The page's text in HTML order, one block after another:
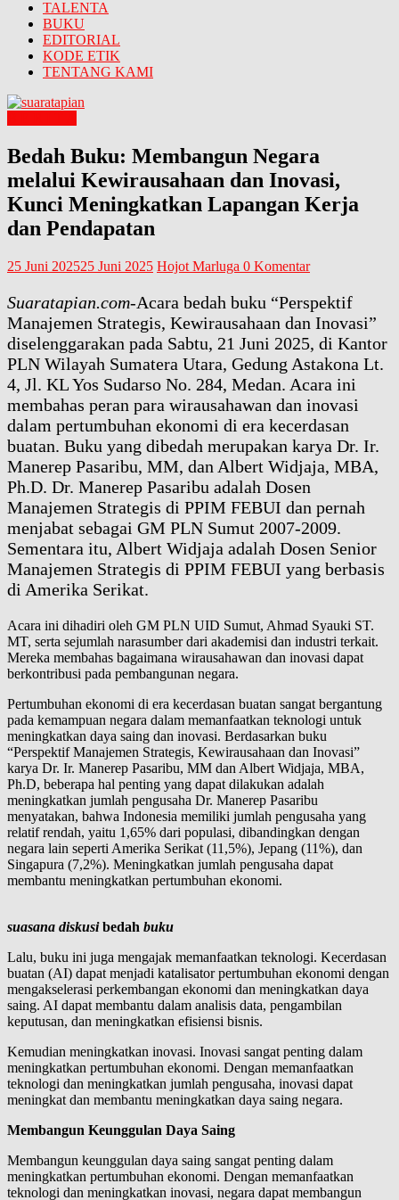
TALENTA
BUKU
EDITORIAL
KODE ETIK
TENTANG KAMI
Bedah Buku: Membangun Negara
melalui Kewirausahaan dan Inovasi,
Kunci Meningkatkan Lapangan Kerja
dan Pendapatan
25 Juni 202525 Juni 2025 Hojot Marluga 0 Komentar
Suaratapian.com-Acara bedah buku “Perspektif
Manajemen Strategis, Kewirausahaan dan Inovasi”
diselenggarakan pada Sabtu, 21 Juni 2025, di Kantor
PLN Wilayah Sumatera Utara, Gedung Astakona Lt.
4, Jl. KL Yos Sudarso No. 284, Medan. Acara ini
membahas peran para wirausahawan dan inovasi
dalam pertumbuhan ekonomi di era kecerdasan
buatan. Buku yang dibedah merupakan karya Dr. Ir.
Manerep Pasaribu, MM, dan Albert Widjaja, MBA,
Ph.D. Dr. Manerep Pasaribu adalah Dosen
Manajemen Strategis di PPIM FEBUI dan pernah
menjabat sebagai GM PLN Sumut 2007-2009.
Sementara itu, Albert Widjaja adalah Dosen Senior
Manajemen Strategis di PPIM FEBUI yang berbasis
di Amerika Serikat.
Acara ini dihadiri oleh GM PLN UID Sumut, Ahmad Syauki ST.
MT, serta sejumlah narasumber dari akademisi dan industri terkait.
Mereka membahas bagaimana wirausahawan dan inovasi dapat
berkontribusi pada pembangunan negara.
Pertumbuhan ekonomi di era kecerdasan buatan sangat bergantung
pada kemampuan negara dalam memanfaatkan teknologi untuk
meningkatkan daya saing dan inovasi. Berdasarkan buku
“Perspektif Manajemen Strategis, Kewirausahaan dan Inovasi”
karya Dr. Ir. Manerep Pasaribu, MM dan Albert Widjaja, MBA,
Ph.D, beberapa hal penting yang dapat dilakukan adalah
meningkatkan jumlah pengusaha Dr. Manerep Pasaribu
menyatakan, bahwa Indonesia memiliki jumlah pengusaha yang
relatif rendah, yaitu 1,65% dari populasi, dibandingkan dengan
negara lain seperti Amerika Serikat (11,5%), Jepang (11%), dan
Singapura (7,2%). Meningkatkan jumlah pengusaha dapat
membantu meningkatkan pertumbuhan ekonomi.
suasana diskusibedah buku
Lalu, buku ini juga mengajak memanfaatkan teknologi. Kecerdasan
buatan (AI) dapat menjadi katalisator pertumbuhan ekonomi dengan
mengakselerasi perkembangan ekonomi dan meningkatkan daya
saing. AI dapat membantu dalam analisis data, pengambilan
keputusan, dan meningkatkan efisiensi bisnis.
Kemudian meningkatkan inovasi. Inovasi sangat penting dalam
meningkatkan pertumbuhan ekonomi. Dengan memanfaatkan
teknologi dan meningkatkan jumlah pengusaha, inovasi dapat
meningkat dan membantu meningkatkan daya saing negara.
Membangun Keunggulan Daya Saing
Membangun keunggulan daya saing sangat penting dalam
meningkatkan pertumbuhan ekonomi. Dengan memanfaatkan
teknologi dan meningkatkan inovasi, negara dapat membangun